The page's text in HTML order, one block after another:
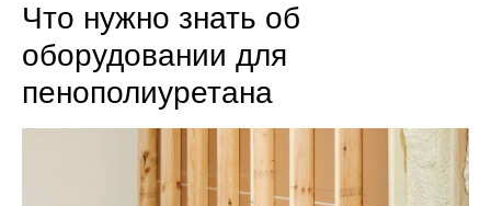
Что нужно знать об
оборудовании для
пенополиуретана